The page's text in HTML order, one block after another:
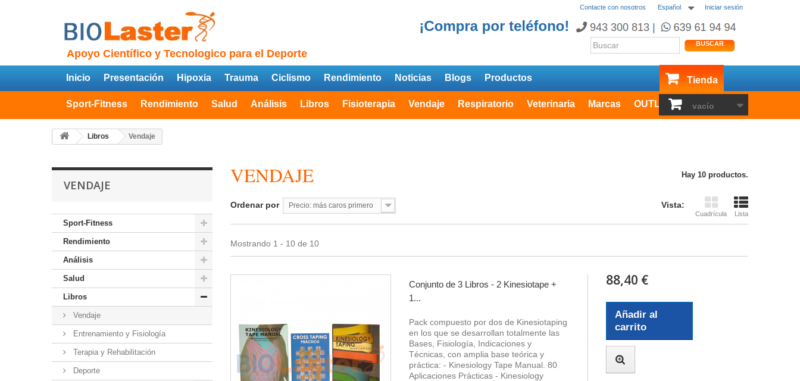
Iniciar sesión
Español
Contacte con nosotros
Apoyo Científico y Tecnologico para el Deporte
BUSCAR
vacío
Inicio Presentación Hipoxia Trauma Ciclismo Rendimiento Noticias Blogs Productos Tienda
Sport-Fitness Rendimiento Salud Análisis Libros Fisioterapia Vendaje Respiratorio Veterinaria Marcas OUTLET
Libros Vendaje
VENDAJE
Sport-Fitness
Rendimiento
Análisis
Salud
Libros
Vendaje
Entrenamiento y Fisiología
Terapia y Rehabilitación
Deporte
VENDAJE Hay 10 productos.
Vista:
Cuadrícula Lista
Ordenar por Precio: más caros primero
Mostrando 1 - 10 de 10
Conjunto de 3 Libros - 2 Kinesiotape +
1...
Pack compuesto por dos de Kinesiotaping
en los que se desarrollan totalmente las
Bases, Fisiología, Indicaciones y
Técnicas, con amplia base teórica y
práctica: - Kinesiology Tape Manual. 80
Aplicaciones Prácticas - Kinesiology
88,40 €
Añadir al
carrito